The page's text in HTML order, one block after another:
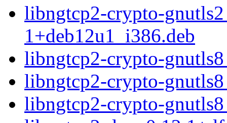
libngtcp2-crypto-
1+deb12u1_i386.deb
libngtcp2-crypto-
libngtcp2-crypto-
libngtcp2-crypto-